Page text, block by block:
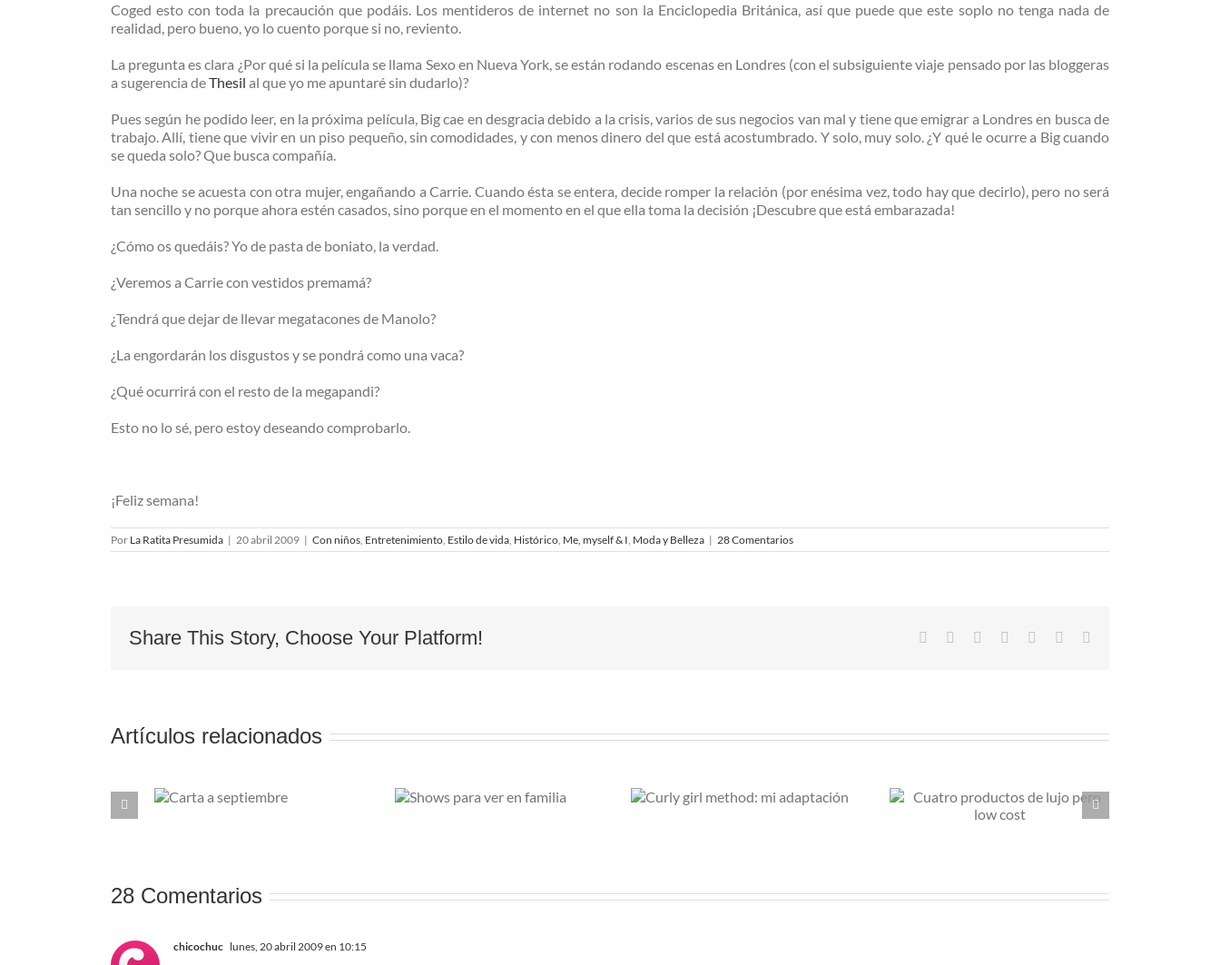
Coged esto con toda la precaución que podáis. Los mentideros de internet no son la Enciclopedia Británica, así que puede que este soplo no tenga nada de
realidad, pero bueno, yo lo cuento porque si no, reviento.
La pregunta es clara ¿Por qué si la película se llama Sexo en Nueva York, se están rodando escenas en Londres (con el subsiguiente viaje pensado por las bloggeras
a sugerencia deThesil al que yo me apuntaré sin dudarlo)?
Pues según he podido leer, en la próxima película, Big cae en desgracia debido a la crisis, varios de sus negocios van mal y tiene que emigrar a Londres en busca de
trabajo. Allí, tiene que vivir en un piso pequeño, sin comodidades, y con menos dinero del que está acostumbrado. Y solo, muy solo. ¿Y qué le ocurre a Big cuando
se queda solo? Que busca compañía.
Una noche se acuesta con otra mujer, engañando a Carrie. Cuando ésta se entera, decide romper la relación (por enésima vez, todo hay que decirlo), pero no será
tan sencillo y no porque ahora estén casados, sino porque en el momento en el que ella toma la decisión ¡Descubre que está embarazada!
¿Cómo os quedáis? Yo de pasta de boniato, la verdad.
¿Veremos a Carrie con vestidos premamá?
¿Tendrá que dejar de llevar megatacones de Manolo?
¿La engordarán los disgustos y se pondrá como una vaca?
¿Qué ocurrirá con el resto de la megapandi?
Esto no lo sé, pero estoy deseando comprobarlo.
¡Feliz semana!
Por La Ratita Presumida | 20 abril 2009 | Con niños, Entretenimiento, Estilo de vida, Histórico, Me, myself & I, Moda y Belleza | 28 Comentarios
Share This Story, Choose Your Platform! Facebook Reddit LinkedIn
TumblrPinterest
Artículos relacionados
septiembre
Shows para
Curly girl method:
28 Comentarios
chicochuc lunes, 20 abril 2009 en 10:15